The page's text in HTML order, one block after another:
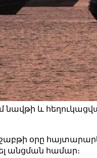
նավթի և
օրը
անցման համար։